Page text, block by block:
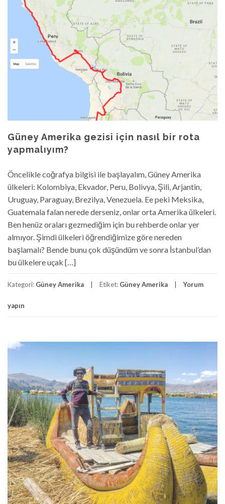
Güney Amerika gezisi için nasıl bir rota
yapmalıyım?
Öncelikle coğrafya bilgisi ile başlayalım, Güney Amerika
ülkeleri: Kolombiya, Ekvador, Peru, Bolivya, Şili, Arjantin,
Uruguay, Paraguay, Brezilya, Venezuela. Ee peki Meksika,
Guatemala falan nerede derseniz, onlar orta Amerika ülkeleri.
Ben henüz oraları gezmediğim için bu rehberde onlar yer
almıyor. Şimdi ülkeleri öğrendiğimize göre nereden
başlamalı? Bende bunu çok düşündüm ve sonra İstanbul’dan
bu ülkelere uçak […]
Kategori: Güney Amerika Etiket: Güney Amerika Yorum
yapın